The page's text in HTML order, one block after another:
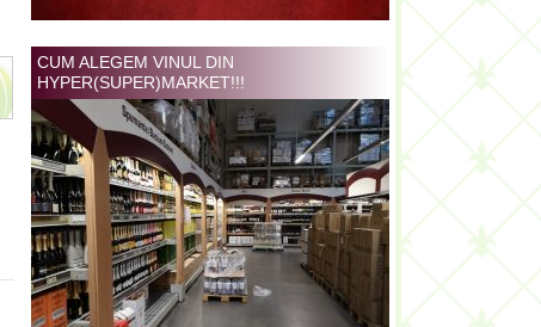
CUM ALEGEM VINUL DIN
HYPER(SUPER)MARKET!!!